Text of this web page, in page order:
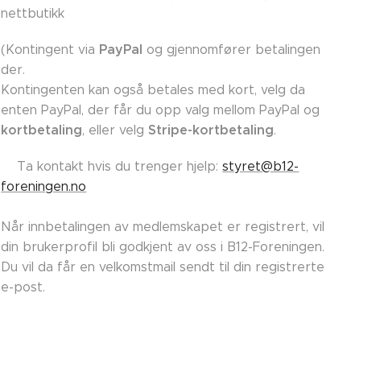
nettbutikk
(Kontingent via PayPal og gjennomfører betalingen
der.
Kontingenten kan også betales med kort, velg da
enten PayPal, der får du opp valg mellom PayPal og
kortbetaling, eller velg Stripe-kortbetaling.
👉🏼Ta kontakt hvis du trenger hjelp:styret@b12-
foreningen.no
Når innbetalingen av medlemskapet er registrert, vil
din brukerprofil bli godkjent av oss i B12-Foreningen.
Du vil da får en velkomstmail sendt til din registrerte
e-post.